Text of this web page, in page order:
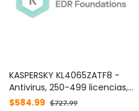
KASPERSKY KL4065ZATF8 -
Antivirus, 250-499 licencias, 1
Año(s)
$584.99 $727.99